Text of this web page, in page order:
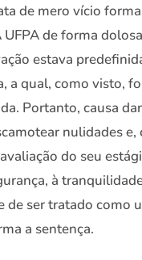
de mero vício
de forma
estava
a qual, como visto,
Portanto, causa
nulidades e,
do seu
à
de ser tratado como
a sentença.